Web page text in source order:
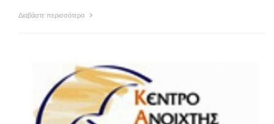
Διαβάστε περισσότερα